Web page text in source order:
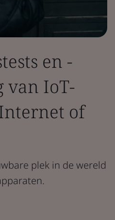
en -
van IoT-
of
plek in de wereld